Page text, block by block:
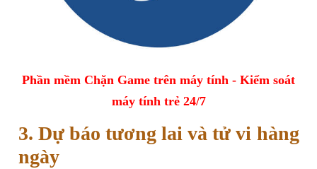
Phần mềm Chặn Game trên máy tính - Kiểm soát
máy tính trẻ 24/7
3. Dự báo tương lai và tử vi hàng
ngày